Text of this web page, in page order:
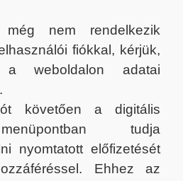
még nem rendelkezik
fiókkal, kérjük,
a weboldalon adatai
követően a digitális
tudja
nyomtatott előfizetését
Ehhez az